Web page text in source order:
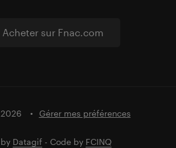
Acheter sur Fnac.com
Gérer mes préférences
Datagif - Code by FCINQ